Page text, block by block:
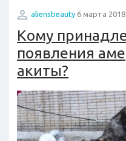
aliensbeauty 6 марта
Кому
появления
акиты?